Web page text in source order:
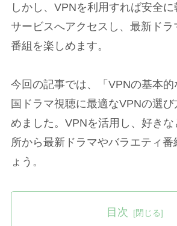
しかし、VPNを利用すれば安全
サービスへアクセスし、最新ドラ
番組を楽しめます。
今回の記事では、「VPNの基本
国ドラマ視聴に最適なVPNの選び
めました。VPNを活用し、好き
所から最新ドラマやバラエティ番
ょう。
目次